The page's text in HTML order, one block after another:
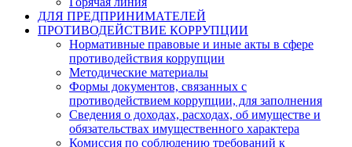
ДЛЯ ПРЕДПРИНИМАТЕЛЕЙ
ПРОТИВОДЕЙСТВИЕ КОРРУПЦИИ
Нормативные правовые и иные акты в сфере
противодействия коррупции
Методические материалы
Формы документов, связанных с
противодействием коррупции, для заполнения
Сведения о доходах, расходах, об имуществе и
обязательствах имущественного характера
Комиссия по соблюдению требований к